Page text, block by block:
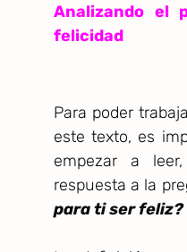
Analizando el
felicidad
Para poder
este texto, es
empezar a
respuesta a la
para ti ser feliz?